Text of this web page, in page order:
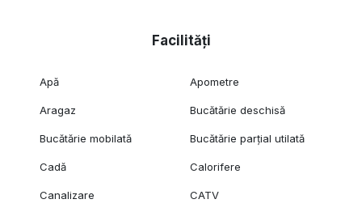
Facilități
Apă Apometre
Aragaz Bucătărie deschisă
Bucătărie mobilată Bucătărie parțial utilată
Cadă Calorifere
Canalizare CATV